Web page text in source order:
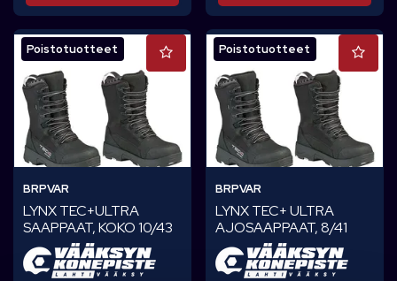
Poistotuotteet
BRPVAR
LYNX TEC+ULTRA
SAAPPAAT, KOKO 10/43
Poistotuotteet
BRPVAR
LYNX TEC+ ULTRA
AJOSAAPPAAT, 8/41